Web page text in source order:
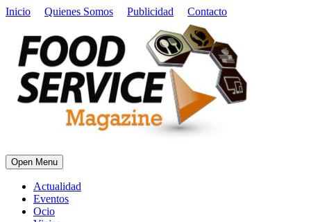
Inicio Quienes Somos Publicidad Contacto
Open Menu
Actualidad
Eventos
Ocio